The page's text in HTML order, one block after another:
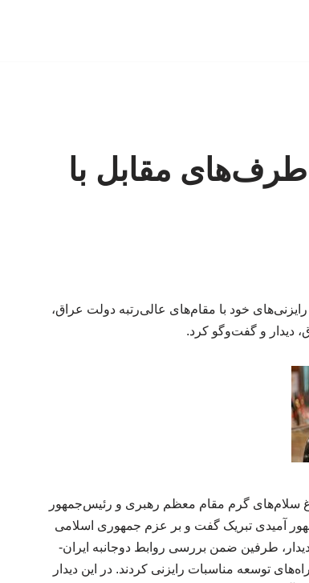
مقابل با
خود با مقام‌های عالی‌رتبه دولت عراق،
دیدار و گفت‌وگو کرد.
سلام‌های گرم مقام معظم رهبری و رئیس‌جمهور
آمیدی تبریک گفت و بر عزم جمهوری اسلامی
دیدار، طرفین ضمن بررسی روابط دوجانبه ایران-
توسعه مناسبات رایزنی کردند. در این دیدار